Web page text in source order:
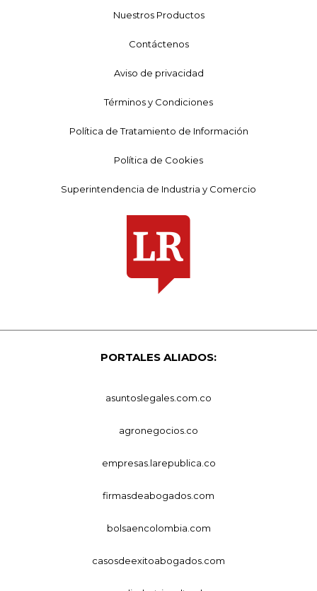
Nuestros Productos
Contáctenos
Aviso de privacidad
Términos y Condiciones
Política de Tratamiento de Información
Política de Cookies
Superintendencia de Industria y Comercio
PORTALES ALIADOS:
asuntoslegales.com.co
agronegocios.co
empresas.larepublica.co
firmasdeabogados.com
bolsaencolombia.com
casosdeexitoabogados.com